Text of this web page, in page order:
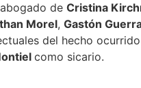
de Cristina
Morel, Gastón
del hecho
como sicario.